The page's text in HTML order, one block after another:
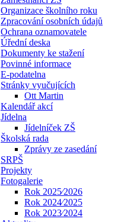
Organizace školního roku
Zpracování osobních údajů
Ochrana oznamovatele
Úřední deska
Dokumenty ke stažení
Povinné informace
E-podatelna
Stránky vyučujících
Ott Martin
Kalendář akcí
Jídelna
Jídelníček ZŠ
Školská rada
Zprávy ze zasedání
SRPŠ
Projekty
Fotogalerie
Rok 2025⁄2026
Rok 2024⁄2025
Rok 2023⁄2024